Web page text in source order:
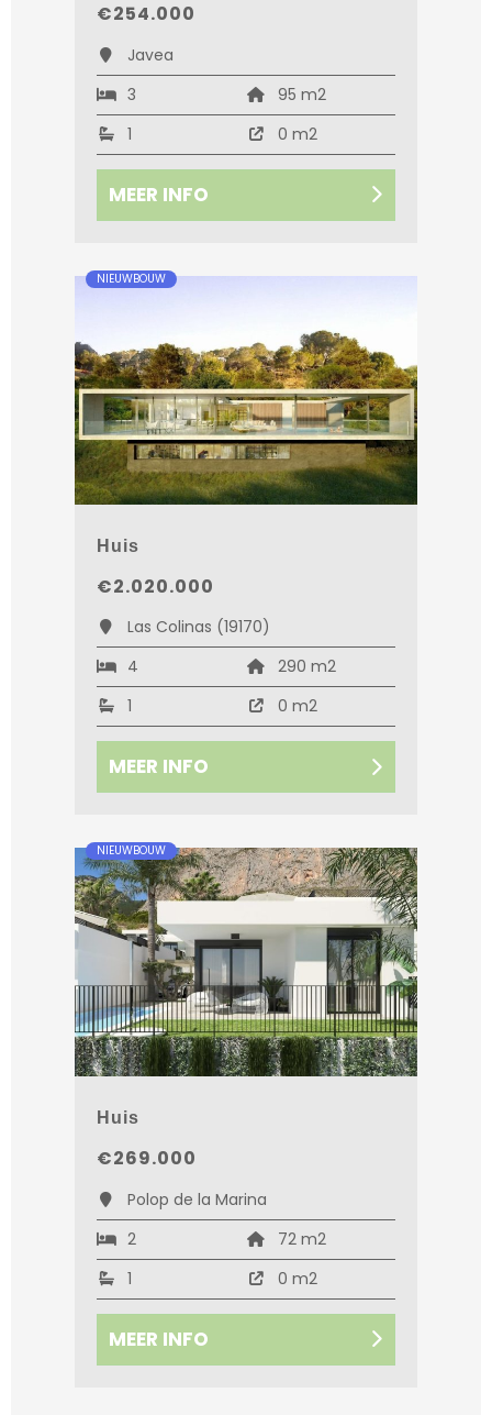
€254.000
Javea
3
95 m2
1
0 m2
MEER INFO
NIEUWBOUW
Huis
€2.020.000
Las Colinas (19170)
4
290 m2
1
0 m2
MEER INFO
NIEUWBOUW
Huis
€269.000
Polop de la Marina
2
72 m2
1
0 m2
MEER INFO